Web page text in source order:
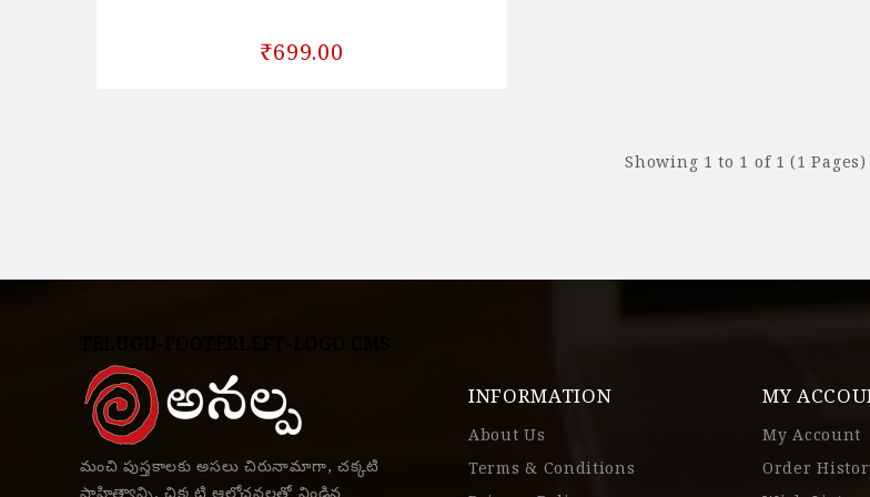
₹699.00
Showing 1 to 1 of 1 (1 Pages)
మంచి పుస్తకాలకు అసలు చిరునామాగా, చక్కటి
సాహిత్యాన్ని, చిక్కటి ఆలోచనలతో నిండిన
INFORMATION
About Us
Terms & Conditions
MY
My Account
Order